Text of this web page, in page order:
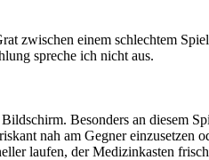
zwischen einem schlechtem
spreche ich nicht aus.
Besonders an diesem
nah am Gegner einzusetzen
laufen, der Medizinkasten